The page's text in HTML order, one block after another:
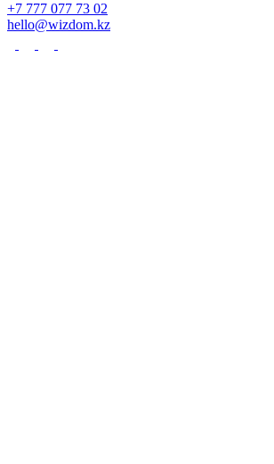
+7 777 077 73 02
hello@wizdom.kz